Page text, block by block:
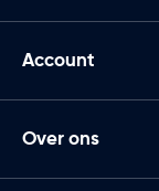
Account
Over ons